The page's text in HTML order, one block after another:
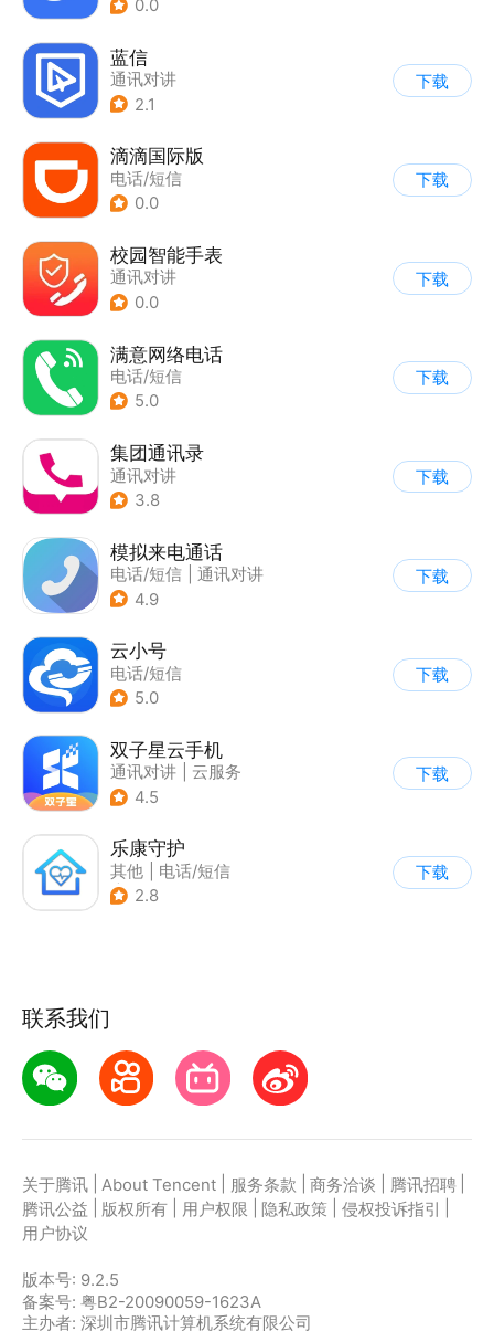
0.0
蓝信
通讯对讲
2.1
下载
滴滴国际版
电话/短信
0.0
下载
校园智能手表
通讯对讲
0.0
下载
满意网络电话
电话/短信
5.0
下载
集团通讯录
通讯对讲
3.8
下载
模拟来电通话
电话/短信
通讯对讲
4.9
下载
云小号
电话/短信
5.0
下载
双子星云手机
通讯对讲
云服务
4.5
下载
乐康守护
其他
电话/短信
| 定位追踪
2.8
下载
联系我们
关于腾讯 About Tencent 服务条款 商务洽谈 腾讯招聘
腾讯公益
版权所有 用户权限 隐私政策 侵权投诉指引
用户协议
版本号: 9.2.5
备案号: 粤B2-20090059-1623A
主办者: 深圳市腾讯计算机系统有限公司